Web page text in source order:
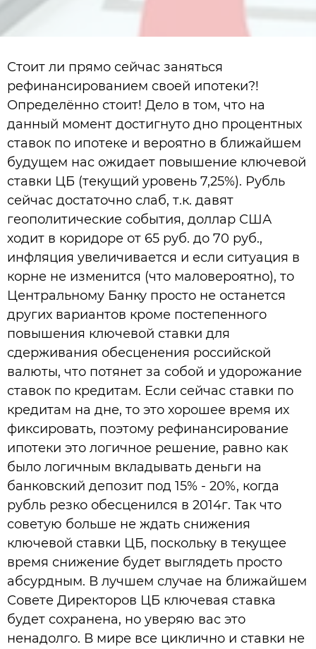
Стоит ли прямо сейчас заняться
рефинансированием своей ипотеки?!
Определённо стоит! Дело в том, что на
данный момент достигнуто дно процентных
ставок по ипотеке и вероятно в ближайшем
будущем нас ожидает повышение ключевой
ставки ЦБ (текущий уровень 7,25%). Рубль
сейчас достаточно слаб, т.к. давят
геополитические события, доллар США
ходит в коридоре от 65 руб. до 70 руб.,
инфляция увеличивается и если ситуация в
корне не изменится (что маловероятно), то
Центральному Банку просто не останется
других вариантов кроме постепенного
повышения ключевой ставки для
сдерживания обесценения российской
валюты, что потянет за собой и удорожание
ставок по кредитам. Если сейчас ставки по
кредитам на дне, то это хорошее время их
фиксировать, поэтому рефинансирование
ипотеки это логичное решение, равно как
было логичным вкладывать деньги на
банковский депозит под 15% - 20%, когда
рубль резко обесценился в 2014г. Так что
советую больше не ждать снижения
ключевой ставки ЦБ, поскольку в текущее
время снижение будет выглядеть просто
абсурдным. В лучшем случае на ближайшем
Совете Директоров ЦБ ключевая ставка
будет сохранена, но уверяю вас это
ненадолго. В мире все циклично и ставки не